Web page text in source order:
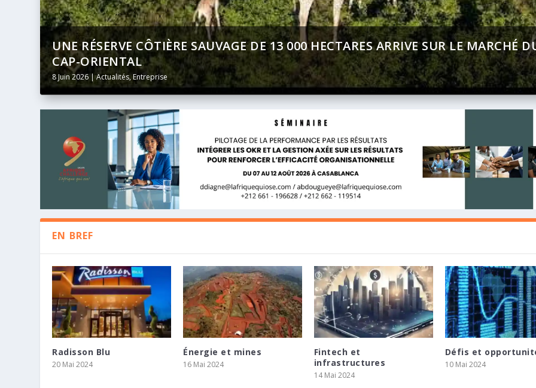
BANQUE AFRICAINE DE DÉVELOPPEMENT (BAD) – ASSEMBLÉE ANNUELLES 2026 :
DIFFUSION INTÉGRALE ET EN DIRECT SUR AFRICA 24
24 Mai 2026|Actualités,Entreprise
LE GOUVERNEUR DE LA BANQUE CENTRALE D’ÉGYPTE ET LE PRÉSIDENT
D’AFREXIMBANK TIENNENT UNE CONFÉRENCE DE PRESSE SUR LES P...
STUDIA INC RENFORCE SON DÉVELOPPEMENT EN AFRIQUE ET CONCLUT UN
PARTENARIAT STRATÉGIQUE AVEC D.IA ADVISORY POUR ACCÉLÉRER LE DÉPLOI...
KHOLO CAPITAL ET TENSAI FOURNISSENT 275 MILLIONS ZAR POUR SOUTENIR
MANAGEMENT BUYOUT D’ISAMBANE MINING
EN BREF
Radisson Blu
20 Mai 2024
Énergie et mines
16 Mai 2024
Fintech et
infrastructures
14 Mai 2024
Défis et
10 Mai 2024